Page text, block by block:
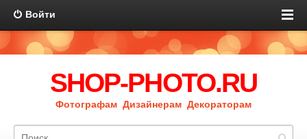
Войти
SHOP-PHOTO.RU
Фотографам Дизайнерам Декораторам